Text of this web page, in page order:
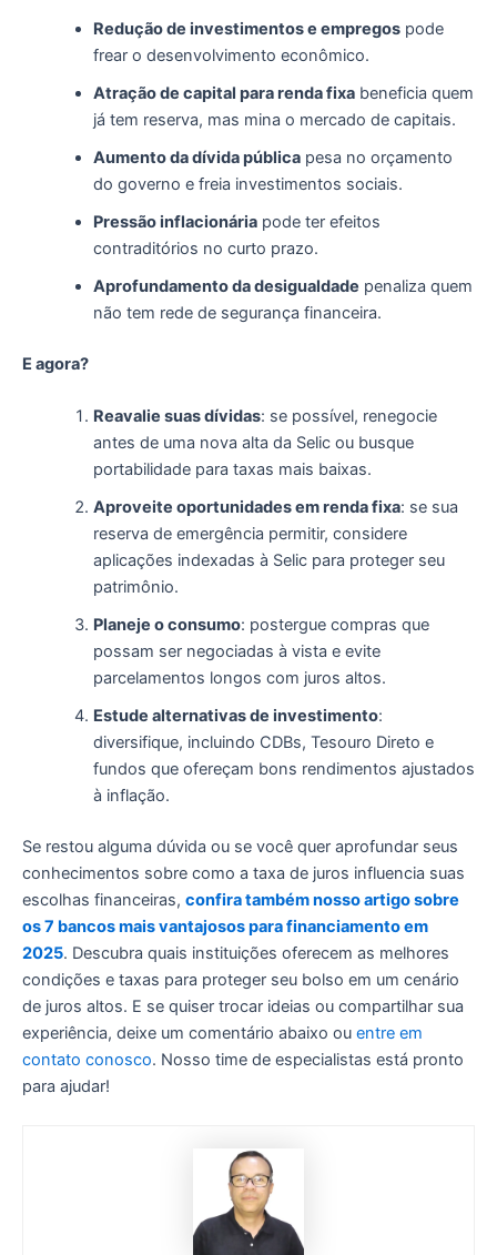
Redução de investimentos e empregospode
frear o desenvolvimento econômico.
Atração de capital para renda fixabeneficia quem
já tem reserva, mas mina o mercado de capitais.
Aumento da dívida públicapesa no orçamento
do governo e freia investimentos sociais.
Pressão inflacionáriapode ter efeitos
contraditórios no curto prazo.
Aprofundamento da desigualdade penaliza quem
não tem rede de segurança financeira.
E agora?
Reavalie suas dívidas: se possível, renegocie
antes de uma nova alta da Selic ou busque
portabilidade para taxas mais baixas.
Aproveite oportunidades em renda fixa: se sua
reserva de emergência permitir, considere
aplicações indexadas à Selic para proteger seu
patrimônio.
Planeje o consumo: postergue compras que
possam ser negociadas à vista e evite
parcelamentos longos com juros altos.
Estude alternativas de investimento:
diversifique, incluindo CDBs, Tesouro Direto e
fundos que ofereçam bons rendimentos ajustados
à inflação.
Se restou alguma dúvida ou se você quer aprofundar seus
conhecimentos sobre como a taxa de juros influencia suas
escolhas financeiras, confira também nosso artigo sobre
os 7 bancos mais vantajosos para financiamento em
2025. Descubra quais instituições oferecem as melhores
condições e taxas para proteger seu bolso em um cenário
de juros altos. E se quiser trocar ideias ou compartilhar sua
experiência, deixe um comentário abaixo ou entre em
contato conosco. Nosso time de especialistas está pronto
para ajudar!